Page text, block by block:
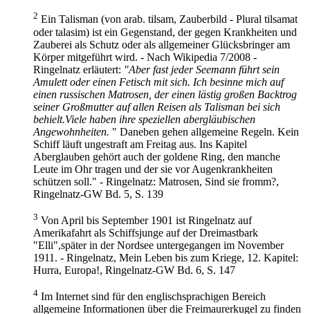
2 Ein Talisman (von arab. tilsam, Zauberbild - Plural tilsamat
oder talasim) ist ein Gegenstand, der gegen Krankheiten und
Zauberei als Schutz oder als allgemeiner Glücksbringer am
Körper mitgeführt wird. - Nach Wikipedia 7/2008 -
Ringelnatz erläutert: "Aber fast jeder Seemann führt sein
Amulett oder einen Fetisch mit sich. Ich besinne mich auf
einen russischen Matrosen, der einen lästig großen Backtrog
seiner Großmutter auf allen Reisen als Talisman bei sich
behielt.Viele haben ihre speziellen abergläubischen
Angewohnheiten. " Daneben gehen allgemeine Regeln. Kein
Schiff läuft ungestraft am Freitag aus. Ins Kapitel
Aberglauben gehört auch der goldene Ring, den manche
Leute im Ohr tragen und der sie vor Augenkrankheiten
schützen soll." - Ringelnatz: Matrosen, Sind sie fromm?,
Ringelnatz-GW Bd. 5, S. 139
3 Von April bis September 1901 ist Ringelnatz auf
Amerikafahrt als Schiffsjunge auf der Dreimastbark
"Elli",später in der Nordsee untergegangen im November
1911. - Ringelnatz, Mein Leben bis zum Kriege, 12. Kapitel:
Hurra, Europa!, Ringelnatz-GW Bd. 6, S. 147
4 Im Internet sind für den englischsprachigen Bereich
allgemeine Informationen über die Freimaurerkugel zu finden